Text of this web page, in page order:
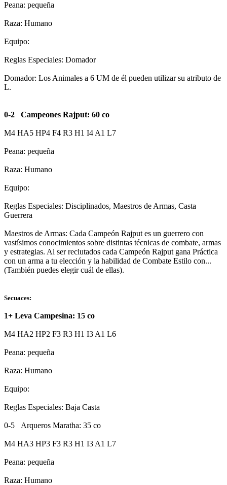
Peana: pequeña
Raza: Humano
Equipo:
Reglas Especiales: Domador
Domador: Los Animales a 6 UM de él pueden utilizar su atributo de
L.
0-2 Campeones Rajput: 60 co
M4 HA5 HP4 F4 R3 H1 I4 A1 L7
Peana: pequeña
Raza: Humano
Equipo:
Reglas Especiales: Disciplinados, Maestros de Armas, Casta
Guerrera
Maestros de Armas: Cada Campeón Rajput es un guerrero con
vastísimos conocimientos sobre distintas técnicas de combate, armas
y estrategias. Al ser reclutados cada Campeón Rajput gana Práctica
con un arma a tu elección y la habilidad de Combate Estilo con...
(También puedes elegir cuál de ellas).
Secuaces:
1+ Leva Campesina: 15 co
M4 HA2 HP2 F3 R3 H1 I3 A1 L6
Peana: pequeña
Raza: Humano
Equipo:
Reglas Especiales: Baja Casta
0-5 Arqueros Maratha: 35 co
M4 HA3 HP3 F3 R3 H1 I3 A1 L7
Peana: pequeña
Raza: Humano